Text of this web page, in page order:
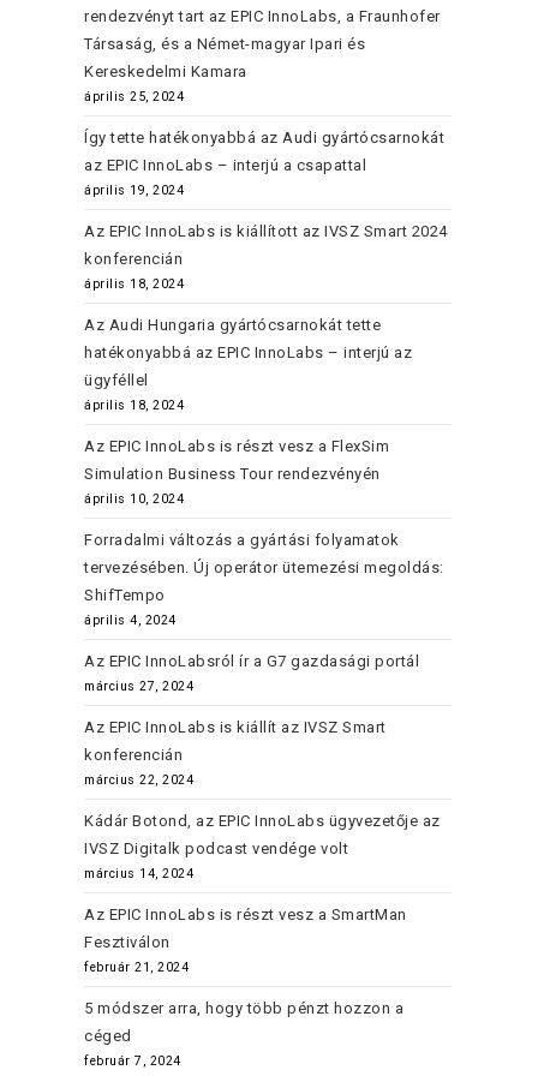
rendezvényt tart az EPIC InnoLabs, a Fraunhofer
Társaság, és a Német-magyar Ipari és
Kereskedelmi Kamara
április 25, 2024
Így tette hatékonyabbá az Audi gyártócsarnokát
az EPIC InnoLabs – interjú a csapattal
április 19, 2024
Az EPIC InnoLabs is kiállított az IVSZ Smart 2024
konferencián
április 18, 2024
Az Audi Hungaria gyártócsarnokát tette
hatékonyabbá az EPIC InnoLabs – interjú az
ügyféllel
április 18, 2024
Az EPIC InnoLabs is részt vesz a FlexSim
Simulation Business Tour rendezvényén
április 10, 2024
Forradalmi változás a gyártási folyamatok
tervezésében. Új operátor ütemezési megoldás:
ShifTempo
április 4, 2024
Az EPIC InnoLabsról ír a G7 gazdasági portál
március 27, 2024
Az EPIC InnoLabs is kiállít az IVSZ Smart
konferencián
március 22, 2024
Kádár Botond, az EPIC InnoLabs ügyvezetője az
IVSZ Digitalk podcast vendége volt
március 14, 2024
Az EPIC InnoLabs is részt vesz a SmartMan
Fesztiválon
február 21, 2024
5 módszer arra, hogy több pénzt hozzon a
céged
február 7, 2024